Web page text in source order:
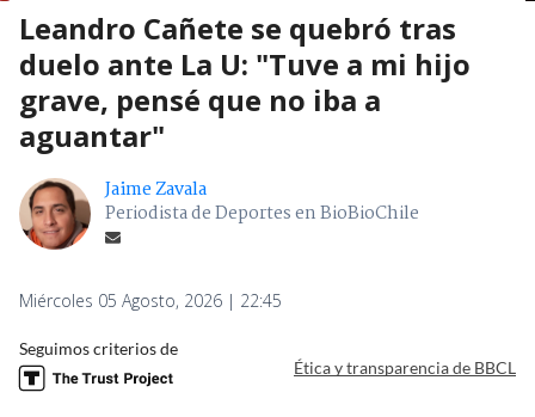
Leandro Cañete se quebró tras
duelo ante La U: "Tuve a mi hijo
grave, pensé que no iba a
aguantar"
Jaime Zavala
Periodista de Deportes en BioBioChile
Miércoles 05 Agosto, 2026 | 22:45
Seguimos criterios de
Ética y transparencia de BBCL